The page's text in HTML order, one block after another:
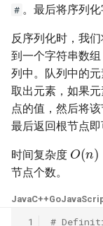
36. 二叉搜索树与
37. 序列化二叉树
38. 字符串的排列
39. 数组中出现次
的数字
40. 最小的 k 个数
32. 有效的变位词
33. 变位词组
34. 外星语言是否
35. 最小时间差
36. 后缀表达式
37. 小行星碰撞
5.3. 翻转数位
5.4. 下一个数
5.6. 整数转换
5.7. 配对交换
5.8. 绘制直线
8.1. 三步问题
8.2. 迷路的机器人
# 。最后将序列化
反序列化时，我
到一个字符串数
列中。队列中的
取出元素，如果
点的值，然后将
最后返回根节点即
时间复杂度
O( )
节点个数。
JavaC++Go
1
#